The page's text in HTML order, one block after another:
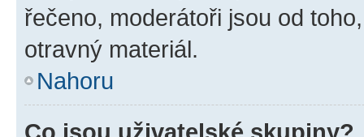
řečeno, moderátoři jsou od
otravný materiál.
Nahoru